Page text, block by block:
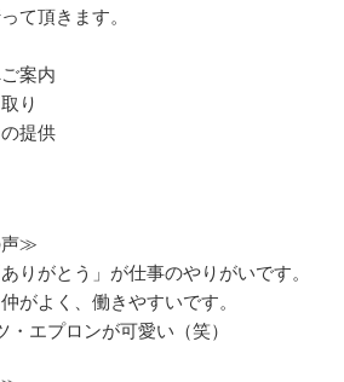
て頂きます。
案内
り
提供
声≫
りがとう」が仕事のやりがいです。
がよく、働きやすいです。
・エプロンが可愛い（笑）